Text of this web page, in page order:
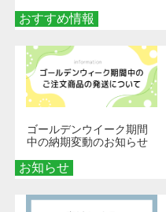
おすすめ情報
める秘訣
お知らせ
ゴールデンウイーク期間
中の納期変動のお知らせ